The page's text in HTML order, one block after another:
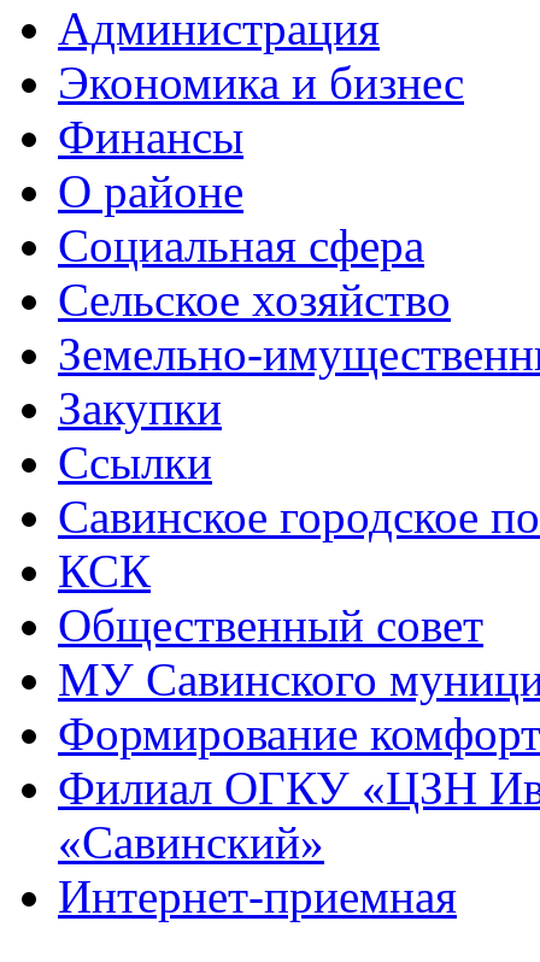
Администрация
Экономика и бизнес
Финансы
О районе
Социальная сфера
Сельское хозяйство
Земельно-
Закупки
Ссылки
Савинское городское
КСК
Общественный совет
МУ Савинского
Формирование
Филиал ОГКУ «ЦЗН
«Савинский»
Интернет-приемная